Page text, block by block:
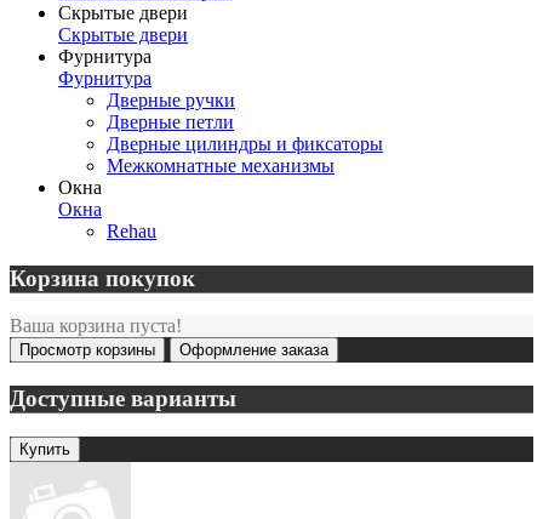
Скрытые двери
Скрытые двери
Фурнитура
Фурнитура
Дверные ручки
Дверные петли
Дверные цилиндры и фиксаторы
Межкомнатные механизмы
Окна
Окна
Rehau
Корзина покупок
Ваша корзина пуста!
Просмотр корзины Оформление заказа
Доступные варианты